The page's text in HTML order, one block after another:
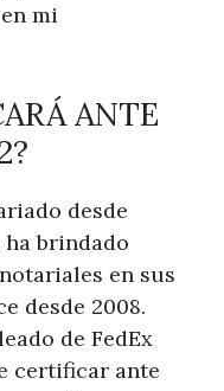
mi
ANTE
desde
ha brindado
en sus
desde 2008.
de FedEx
certificar ante